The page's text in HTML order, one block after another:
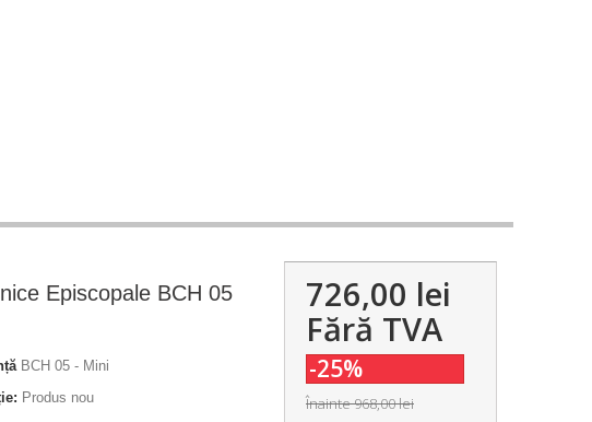
Episcopale BCH 05
BCH 05 - Mini
Produs nou
726,00 lei
Fără TVA
-25%
Înainte968,00 lei